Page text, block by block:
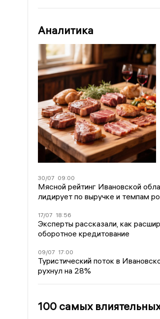
Аналитика
30/07 09:00
Мясной рейтинг Ивановской
лидирует по выручке и темпам
17/07 18:56
Эксперты рассказали, как
оборотное кредитование
09/07 17:00
Туристический поток в
рухнул на 28%
100 самых